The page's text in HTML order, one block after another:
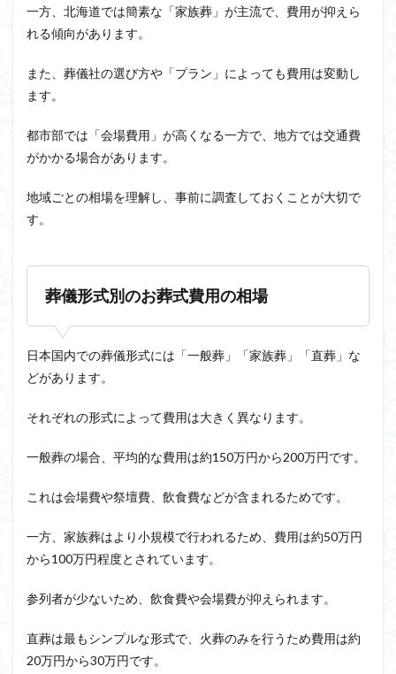
一方、北海道では簡素な「家族葬」が主流で、費用が抑えら
れる傾向があります。
また、葬儀社の選び方や「プラン」によっても費用は変動し
ます。
都市部では「会場費用」が高くなる一方で、地方では交通費
がかかる場合があります。
地域ごとの相場を理解し、事前に調査しておくことが大切で
す。
葬儀形式別のお葬式費用の相場
日本国内での葬儀形式には「一般葬」「家族葬」「直葬」な
どがあります。
それぞれの形式によって費用は大きく異なります。
一般葬の場合、平均的な費用は約150万円から200万円です。
これは会場費や祭壇費、飲食費などが含まれるためです。
一方、家族葬はより小規模で行われるため、費用は約50万円
から100万円程度とされています。
参列者が少ないため、飲食費や会場費が抑えられます。
直葬は最もシンプルな形式で、火葬のみを行うため費用は約
20万円から30万円です。